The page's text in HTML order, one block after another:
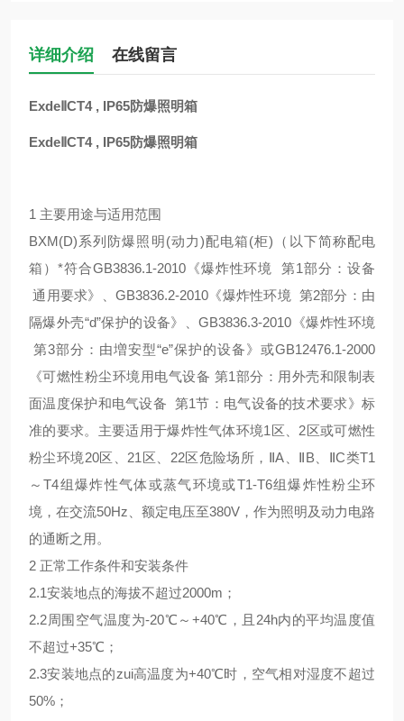
详细介绍 在线留言
ExdeⅡCT4 , IP65防爆照明箱
ExdeⅡCT4 , IP65防爆照明箱
1 主要用途与适用范围
BXM(D)系列防爆照明(动力)配电箱(柜)（以下简称配电
箱）*符合GB3836.1-2010《爆炸性环境 第1部分：设备
通用要求》、GB3836.2-2010《爆炸性环境 第2部分：由
隔爆外壳“d”保护的设备》、GB3836.3-2010《爆炸性环境
第3部分：由増安型“e”保护的设备》或GB12476.1-2000
《可燃性粉尘环境用电气设备 第1部分：用外壳和限制表
面温度保护和电气设备 第1节：电气设备的技术要求》标
准的要求。主要适用于爆炸性气体环境1区、2区或可燃性
粉尘环境20区、21区、22区危险场所，ⅡA、ⅡB、ⅡC类T1
～T4组爆炸性气体或蒸气环境或T1-T6组爆炸性粉尘环
境，在交流50Hz、额定电压至380V，作为照明及动力电路
的通断之用。
2 正常工作条件和安装条件
2.1安装地点的海拔不超过2000m；
2.2周围空气温度为-20℃～+40℃，且24h内的平均温度值
不超过+35℃；
2.3安装地点的zui高温度为+40℃时，空气相对湿度不超过
50%；